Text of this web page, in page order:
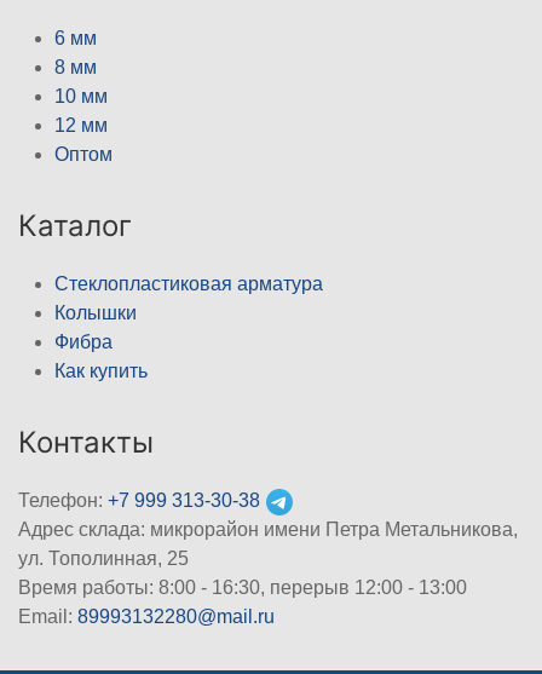
6 мм
8 мм
10 мм
12 мм
Оптом
Каталог
Стеклопластиковая арматура
Колышки
Фибра
Как купить
Контакты
Телефон: +7 999 313-30-38
Адрес склада: микрорайон имени Петра Метальникова,
ул. Тополинная, 25
Время работы: 8:00 - 16:30, перерыв 12:00 - 13:00
Email: 89993132280@mail.ru